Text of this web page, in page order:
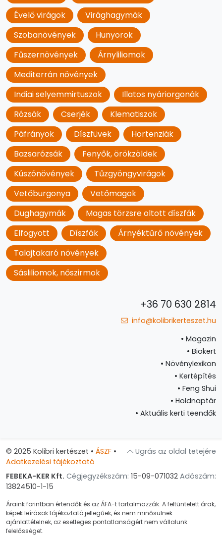
Évelő virágok
Virághagymák
Szobanövények
Hunyorok
Fűszernövények
Árnyliliomok
Mediterrán növények
Indiai selyemmirtuszok
Illatos nyáriorgonák
Rózsák
Cserjék
Klematiszok
Páfrányok
Díszfüvek
Hortenziák
Bazsarózsák
Fenyők, örökzöldek
Kúszónövények
Tűzgyöngyvirágok
Vetőburgonya
Vetőmagok
Dughagymák
Magas törzsre oltott díszfák
Elfogyott
Díszfák
Árnyéktűrő növények
Talajtakaró növények
Sásliliomok, nőszirmok
+36 70 630 2814
info@kolibrikerteszet.hu
• Magazin
• Biokert
• Növénylexikon
• Kertépítés
• Feng Shui
• Holdnaptár
• Aktuális kerti teendők
Ugrás az oldal tetejére
© 2025 Kolibri kertészet • ÁSZF •
Adatkezelési tájékoztató
FEBEKA-KER Kft. Cégjegyzékszám: 15-09-071032 Adószám:
13824510-1-15
Áraink forintban értendők és az ÁFA-t tartalmazzák. A feltüntetett árak,
képek leírások tájékoztató jellegűek, és nem minősülnek
ajánlattételnek, az esetleges pontatlanságért nem vállalunk
felelősséget.